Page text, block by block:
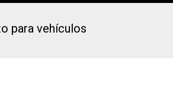
para vehículos